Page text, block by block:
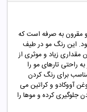
مقرون به صرفه است که
می شود. این رنگ مو در طیف
زیاد و موثری از
راحتی تارهای مو را
برای رنگ کردن
آووکادو و کراتین می
جلوگیری کرده و موها را